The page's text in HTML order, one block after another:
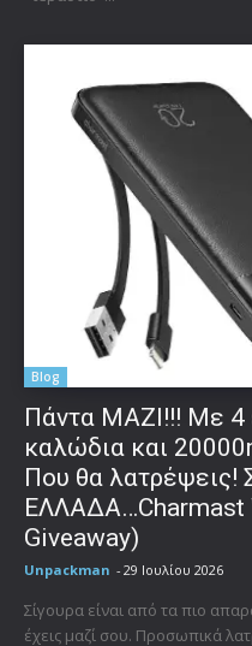
Blog
Πάντα ΜΑΖΙ!!! Με
καλώδια και
Που θα
ΕΛΛΑΔΑ…Charmast
Giveaway)
Unpackman - 29 Ιουλίου 2026
Σίγουρα είναι από τα πιο
έχεις μαζί σου. Προσωπικά